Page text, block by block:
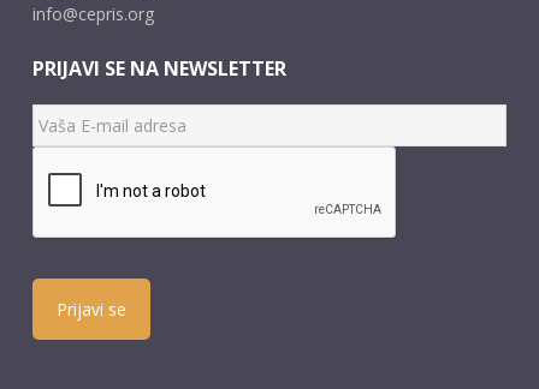
info@cepris.org
PRIJAVI SE NA NEWSLETTER
Prijavi se